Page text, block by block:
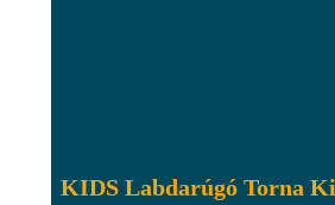
KIDS Labdarúgó Torna